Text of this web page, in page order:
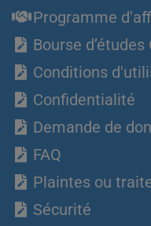
Programme
Bourse
Conditions
Confidentialité
Demande de
FAQ
Plaintes ou
Sécurité